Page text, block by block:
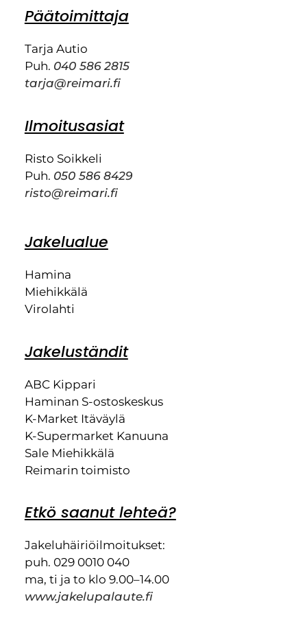
Päätoimittaja
Tarja Autio
Puh. 040 586 2815
tarja@reimari.fi
Ilmoitusasiat
Risto Soikkeli
Puh. 050 586 8429
risto@reimari.fi
Jakelualue
Hamina
Miehikkälä
Virolahti
Jakeluständit
ABC Kippari
Haminan S-ostoskeskus
K-Market Itäväylä
K-Supermarket Kanuuna
Sale Miehikkälä
Reimarin toimisto
Etkö saanut lehteä?
Jakeluhäiriöilmoitukset:
puh. 029 0010 040
ma, ti ja to klo 9.00–14.00
www.jakelupalaute.fi